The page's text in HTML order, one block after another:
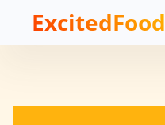
ExcitedFood